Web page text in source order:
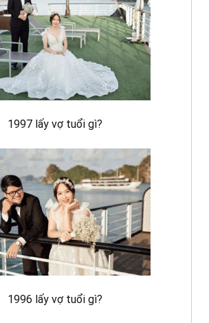
1997 lấy vợ tuổi gì?
1996 lấy vợ tuổi gì?